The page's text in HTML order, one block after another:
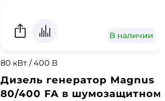
В наличии
80 кВт / 400 В
Дизель генератор Magnus
80/400 FA в шумозащитном